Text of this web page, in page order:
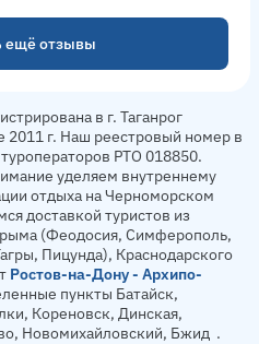
ещё отзывы
в г. Таганрог
2011 г. Наш реестровый номер в
РТО 018850.
уделяем внутреннему
отдыха на Черноморском
доставкой туристов из
(Феодосия, Симферополь,
Пицунда), Краснодарского
Ростов-на-Дону - Архипо-
пункты Батайск,
Кореновск, Динская,
Новомихайловский, Бжид .